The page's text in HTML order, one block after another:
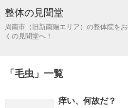
整体の見聞堂
周南市（旧新南陽エリア）の整体院を
くの見聞堂へ！
「 毛虫 」 一覧
痒い、何故だ？